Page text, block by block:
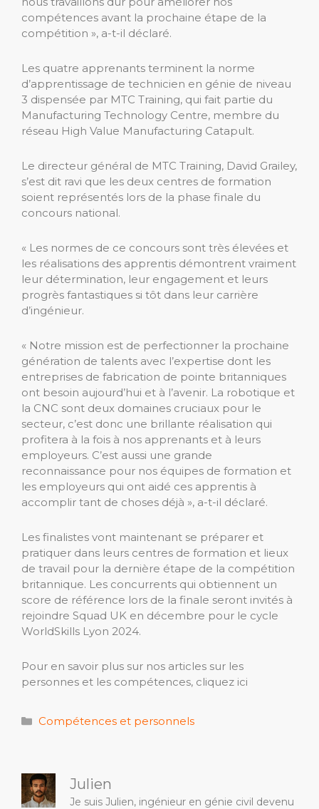
compétences avant la prochaine étape de la
compétition », a-t-il déclaré.
Les quatre apprenants terminent la norme
d’apprentissage de technicien en génie de niveau
3 dispensée par MTC Training, qui fait partie du
Manufacturing Technology Centre, membre du
réseau High Value Manufacturing Catapult.
Le directeur général de MTC Training, David Grailey,
s’est dit ravi que les deux centres de formation
soient représentés lors de la phase finale du
concours national.
« Les normes de ce concours sont très élevées et
les réalisations des apprentis démontrent vraiment
leur détermination, leur engagement et leurs
progrès fantastiques si tôt dans leur carrière
d’ingénieur.
« Notre mission est de perfectionner la prochaine
génération de talents avec l’expertise dont les
entreprises de fabrication de pointe britanniques
ont besoin aujourd’hui et à l’avenir. La robotique et
la CNC sont deux domaines cruciaux pour le
secteur, c’est donc une brillante réalisation qui
profitera à la fois à nos apprenants et à leurs
employeurs. C’est aussi une grande
reconnaissance pour nos équipes de formation et
les employeurs qui ont aidé ces apprentis à
accomplir tant de choses déjà », a-t-il déclaré.
Les finalistes vont maintenant se préparer et
pratiquer dans leurs centres de formation et lieux
de travail pour la dernière étape de la compétition
britannique. Les concurrents qui obtiennent un
score de référence lors de la finale seront invités à
rejoindre Squad UK en décembre pour le cycle
WorldSkills Lyon 2024.
Pour en savoir plus sur nos articles sur les
personnes et les compétences, cliquez ici
Catégories
Compétences et personnels
Julien
Je suis Julien, ingénieur en génie civil devenu